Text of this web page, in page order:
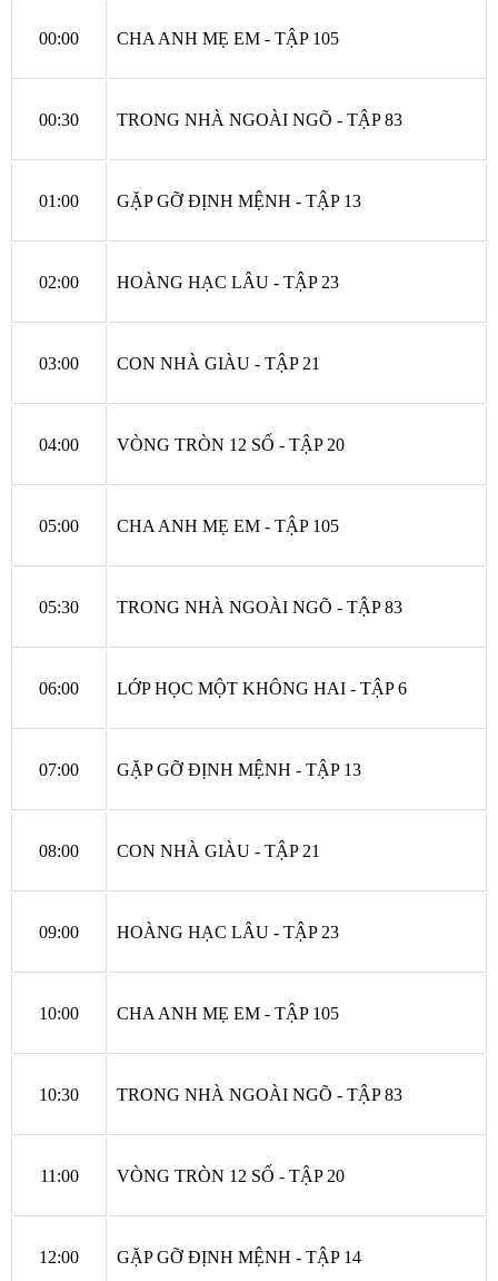
00:00 CHA ANH MẸ EM - TẬP 105
00:30 TRONG NHÀ NGOÀI NGÕ - TẬP 83
01:00 GẶP GỠ ĐỊNH MỆNH - TẬP 13
02:00 HOÀNG HẠC LÂU - TẬP 23
03:00 CON NHÀ GIÀU - TẬP 21
04:00 VÒNG TRÒN 12 SỐ - TẬP 20
05:00 CHA ANH MẸ EM - TẬP 105
05:30 TRONG NHÀ NGOÀI NGÕ - TẬP 83
06:00 LỚP HỌC MỘT KHÔNG HAI - TẬP 6
07:00 GẶP GỠ ĐỊNH MỆNH - TẬP 13
08:00 CON NHÀ GIÀU - TẬP 21
09:00 HOÀNG HẠC LÂU - TẬP 23
10:00 CHA ANH MẸ EM - TẬP 105
10:30 TRONG NHÀ NGOÀI NGÕ - TẬP 83
11:00 VÒNG TRÒN 12 SỐ - TẬP 20
12:00 GẶP GỠ ĐỊNH MỆNH - TẬP 14